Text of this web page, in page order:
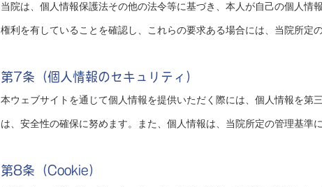
当院は、個人情報保護法その他の法令等に基づき、本人が自己の個人
権利を有していることを確認し、これらの要求ある場合には、当院所定
第7条（個人情報のセキュリティ）
本ウェブサイトを通じて個人情報を提供いただく際には、個人情報を
は、安全性の確保に努めます。また、個人情報は、当院所定の管理基準
第8条（Cookie）